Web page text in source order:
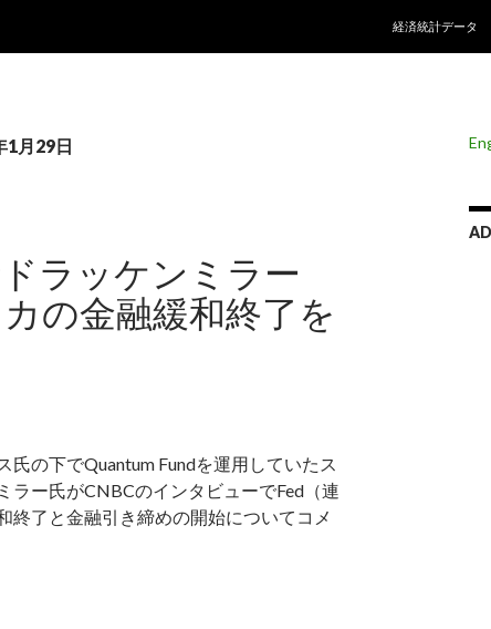
経済統計データ
1月29日
ラッケンミラー
の金融緩和終了を
氏の下でQuantum Fundを運用していたス
ラー氏がCNBCのインタビューでFed（連
終了と金融引き締めの開始についてコメ
ラッケンミラー氏、アメリカの金融緩和終了を歓迎
AD